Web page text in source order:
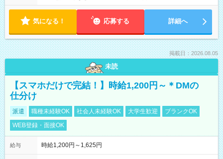
気になる！ 応募する 詳細へ
掲載日：2026.08.05
未読
【スマホだけで完結！】時給1,200円～＊DMの
仕分け
派遣 職種未経験OK 社会人未経験OK 大学生歓迎
ブランクOK
WEB登録・面接OK
給与 時給1,200円～1,625円